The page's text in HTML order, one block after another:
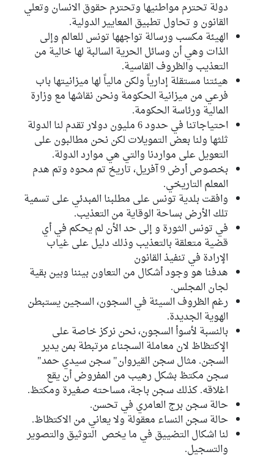
دولة تحترم مواطنيها وتحترم حقوق الانسان وتعلي
القانون و تحاول تطبيق المعايير الدولية.
الهيئة مكسب ورسالة تواجهها تونس للعالم وإلى
الذات وهي أن وسائل الحرية السالبة لها خالية من
التعذيب والظروف القاسية.
هيئتنا مستقلة إدارياً ولكن مالياً لها ميزانيتها باب
فرعي من ميزانية الحكومة ونحن نقاشها مع وزارة
المالية ورئاسة الحكومة.
احتياجاتنا في حدود 6 مليون دولار تقدم لنا الدولة
ثلثها ولنا بعض التمويلات لكن نحن مطالبون على
التعويل على مواردنا والتي هي موارد الدولة.
بخصوص أرض 9 آفريل، تاريخ تم محوه وتم هدم
المعلم التاريخي.
وافقت بلدية تونس على مطلبنا المبدئي على تسمية
تلك الأرض بساحة الوقاية من التعذيب.
في تونس الثورة و إلى حد الأن لم يحكم في أي
قضية متعلقة بالتعذيب وذلك دليل على غياب
الإرادة في تنفيذ القانون
هدفنا هو وجود أشكال من التعاون بيننا وبين بقية
لجان المجلس.
رغم الظروف السيئة في السجون، السجين يستبطن
الهوية الجديدة.
بالنسبة لأسوأ السجون، نحن نركز خاصة على
الإكتظاظ لان معاملة السجناء مرتبطة بمن يدير
السجن. مثال سجن القيروان" سجن سيدي حمد"
سجن مكتظ بشكل رهيب من المفروض أن يقع
اغلاقه. كذلك سجن باجة، مساحته صغيرة ومكتظ.
حالة سجن برج العامري في تحسن.
حالة سجن النساء معقولة ولا يعاني من الاكتظاظ.
لنا اشكال التضييق في ما يخص التوثيق والتصوير
والتسجيل.